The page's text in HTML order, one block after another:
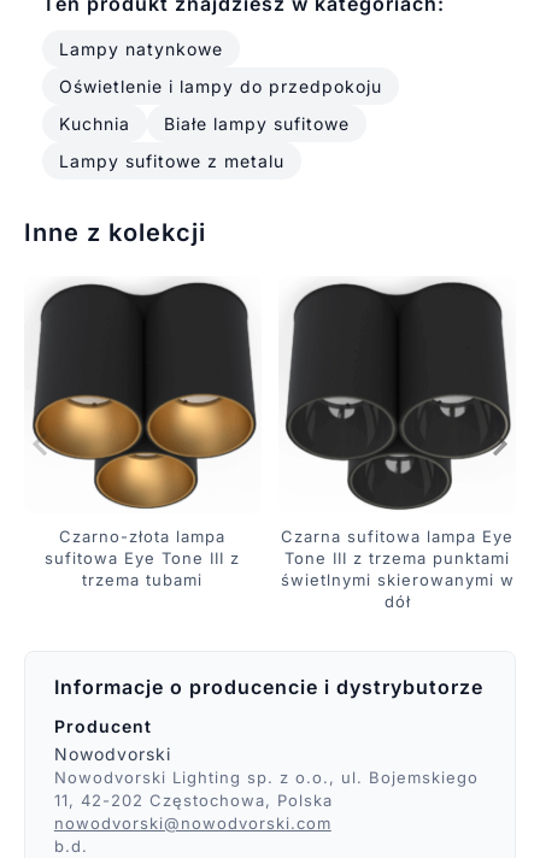
Lampy natynkowe
Oświetlenie i lampy do przedpokoju
Kuchnia
Białe lampy sufitowe
Lampy sufitowe z metalu
Inne z kolekcji
Czarno-złota lampa
sufitowa Eye Tone III z
trzema tubami
Czarna sufitowa lampa Eye
Tone III z trzema punktami
świetlnymi skierowanymi w
dół
Informacje o producencie i dystrybutorze
Producent
Nowodvorski
Nowodvorski Lighting sp. z o.o., ul. Bojemskiego
11, 42-202 Częstochowa, Polska
nowodvorski@nowodvorski.com
b.d.